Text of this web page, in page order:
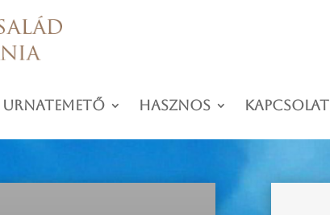
Urnatemető Hasznos Kapcsolat